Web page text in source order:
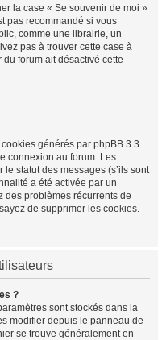
la case « Se souvenir de moi »
pas recommandé si vous
comme une librairie, un
pas à trouver cette case à
forum ait désactivé cette
générés par phpBB 3.3
connexion au forum. Les
statut des messages (s’ils sont
a été activée par un
des problèmes récurrents de
de supprimer les cookies.
?
sont stockés dans la
modifier depuis le panneau de
se trouve généralement en